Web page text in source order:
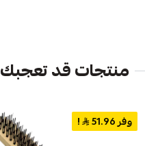
منتجات قد تعجبك
وفر 51.96 !